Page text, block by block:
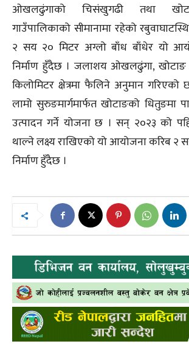
ओखलढुंगाको चिसंखुगढी तथा
गाउँपालिकाको सीमानामा रहेको
२ सय २० मिटर अग्लो बाँध बाँधेर यो
निर्माण हुँदैछ । जलाशय ओखलढुंगा,
किलोमिटर क्षेत्रमा फैलिने अनुमान गरिएको
लामो सुरुङमार्गमार्फत खोटाङको धितुङमा
उत्पादन गर्ने योजना छ । सन् २०२३ को
थाल्ने लक्ष्य राखिएको यो आयोजना करिब २
निर्माण हुँदैछ ।